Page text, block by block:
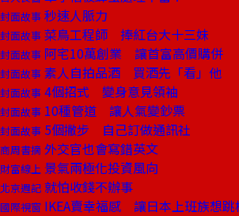
封面故事 秒速人脈力
封面故事 菜鳥工程師 捧紅台大十三妹
封面故事 阿宅10萬創業 讓首富高價購併
封面故事 素人自拍品酒 買酒先「看」他
封面故事 4個招式 變身意見領袖
封面故事 10種管道 讓人氣變鈔票
封面故事 5個撇步 自己訂做通訊社
商周書摘 外交官也會寫錯英文
財富線上 景氣兩極化投資風向
北京週記 就怕收錢不辦事
國際視窗 IKEA賣幸福感 讓日本上班族想跳